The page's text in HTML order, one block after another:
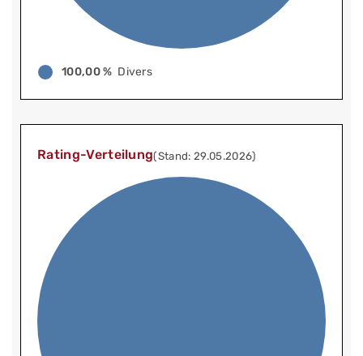
100,00 % Divers
Rating-Verteilung(Stand: 29.05.2026)